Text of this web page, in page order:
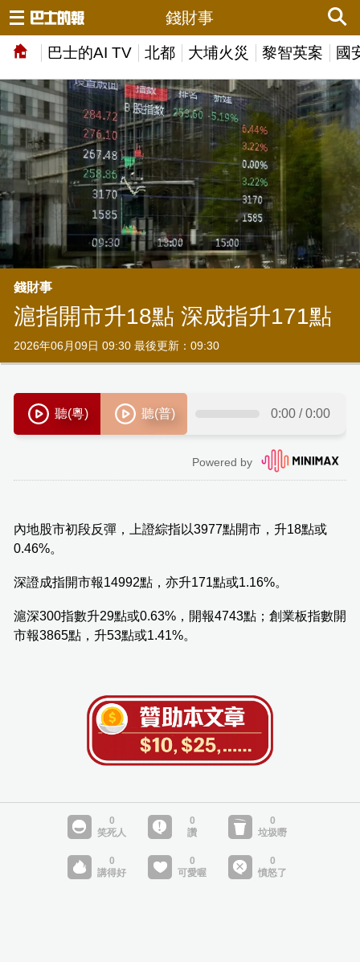
巴士的AI TV 北都 大埔火災 黎智英案 國
錢財事
錢財事
滬指開市升18點 深成指升171點
2026年06月09日 09:30 最後更新：09:30
內地股市初段反彈，上證綜指以3977點開市，升18點或
0.46%。
深證成指開市報14992點，亦升171點或1.16%。
滬深300指數升29點或0.63%，開報4743點；創業板指數開
市報3865點，升53點或1.41%。